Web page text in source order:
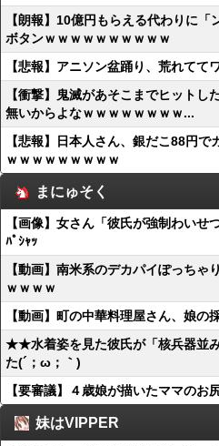
【朗報】10億円もらえる代わりに
ボタンｗｗｗｗｗｗｗｗｗｗ
【悲報】アニソン盆踊り、荒れてて
【衝撃】鬼滅があそこまでヒットし
無いからよなｗｗｗｗｗｗｗｗ...
【悲報】日本人さん、銀だこ88円
ｗｗｗｗｗｗｗｗｗ
まにゅそく
【画像】女さん「彼氏が強制わいせ
ﾊﾟｼｬｯ
【動画】南米系のデカパイぽっちゃ
ｗｗｗｗ
【動画】町の中華料理屋さん、娘の
★★水着姿を見た彼氏が「核兵器並
た(´；ω；｀)
【要審議】４歳娘が描いたママのお
妹はVIPPER